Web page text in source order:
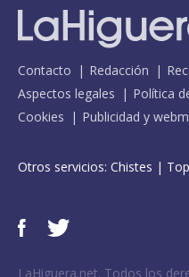
Contacto Redacción
Aspectos legales
Política
Cookies
Publicidad y
Otros servicios: Chistes |
LaHiguera.net. Todos los